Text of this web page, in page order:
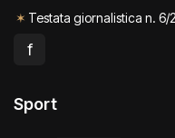
✶ Testata giornalistica n. 6/
f
Sport